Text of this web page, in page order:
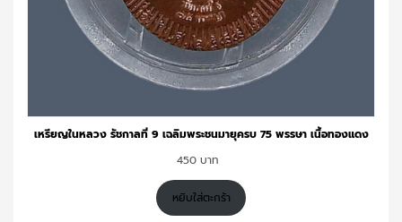
เหรียญในหลวง รัชกาลที่ 9 เฉลิมพระชนมายุครบ 75 พรรษา เนื้อทองแดง
450
หยิบใส่ตะกร้า